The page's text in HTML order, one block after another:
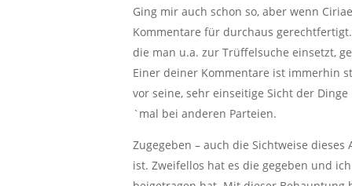
Ging mir auch schon so, aber wenn
Kommentare für durchaus
die man u.a. zur Trüffelsuche einsetzt,
Einer deiner Kommentare ist immerhin
vor seine, sehr einseitige Sicht der
`mal bei anderen Parteien.
Zugegeben – auch die Sichtweise
ist. Zweifellos hat es die gegeben und